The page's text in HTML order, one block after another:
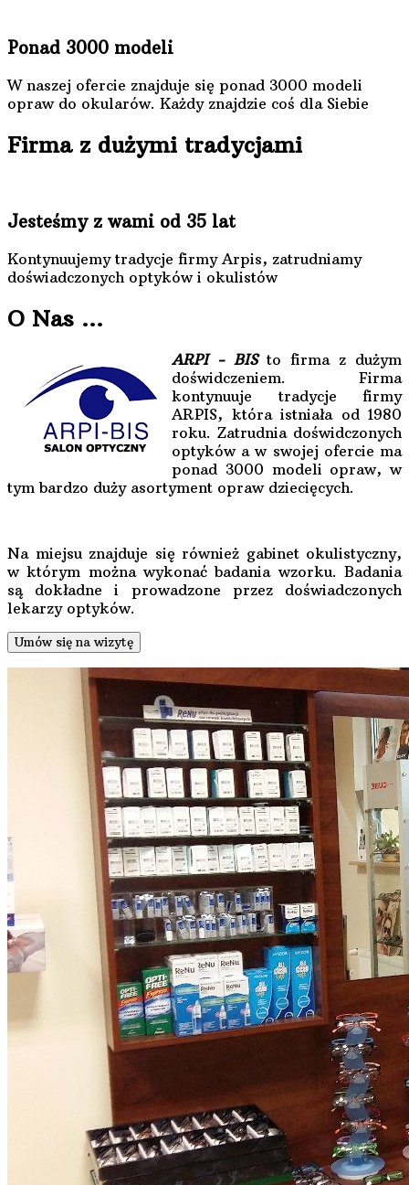
Ponad 3000 modeli
W naszej ofercie znajduje się ponad 3000 modeli
opraw do okularów. Każdy znajdzie coś dla Siebie
Firma z dużymi tradycjami
Jesteśmy z wami od 35 lat
Kontynuujemy tradycje firmy Arpis, zatrudniamy
doświadczonych optyków i okulistów
O Nas ...
ARPI - BISto firma z dużym
doświdczeniem. Firma
kontynuuje tradycje firmy
ARPIS, która istniała od 1980
roku. Zatrudnia doświdczonych
optyków a w swojej ofercie ma
ponad 3000 modeli opraw, w
tym bardzo duży asortyment opraw dziecięcych.
Na miejsu znajduje się również gabinet okulistyczny,
w którym można wykonać badania wzorku. Badania
są dokładne i prowadzone przez doświadczonych
lekarzy optyków.
Umów się na wizytę